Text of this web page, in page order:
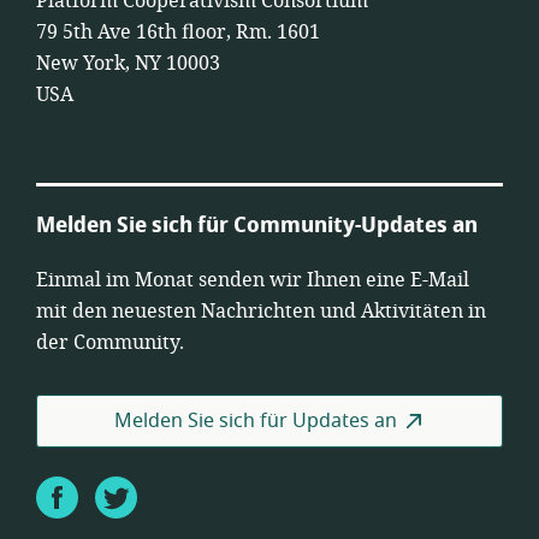
79 5th Ave 16th floor, Rm. 1601
New York, NY 10003
USA
Melden Sie sich für Community-Updates an
Einmal im Monat senden wir Ihnen eine E-Mail
mit den neuesten Nachrichten und Aktivitäten in
der Community.
Melden Sie sich für Updates an
FacebookTwitter